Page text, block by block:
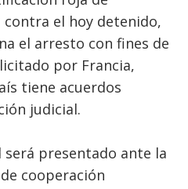
contra el hoy detenido,
el arresto con fines de
por Francia,
tiene acuerdos
judicial.
será presentado ante la
cooperación